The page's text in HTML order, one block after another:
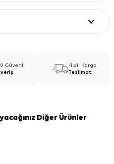
Güvenli
Hızlı Kargo
Teslimat
Diğer Ürünler